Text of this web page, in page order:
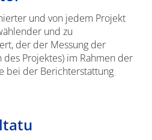
und von jedem Projekt
und zu
der der Messung der
des Projektes) im Rahmen der
bei der Berichterstattung